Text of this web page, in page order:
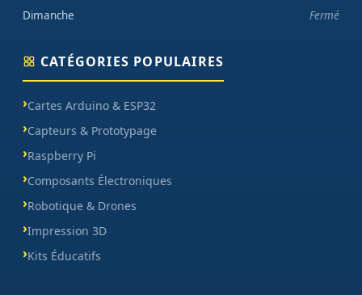
Dimanche
Fermé
CATÉGORIES POPULAIRES
Cartes Arduino & ESP32
Capteurs & Prototypage
Raspberry Pi
Composants Électroniques
Robotique & Drones
Impression 3D
Kits Éducatifs